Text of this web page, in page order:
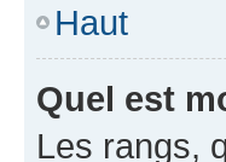
Haut
Quel est
Les rangs,